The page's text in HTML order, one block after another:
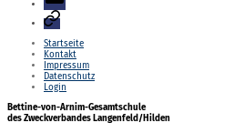
Login
Startseite
Kontakt
Impressum
Datenschutz
Login
Bettine-von-Arnim-Gesamtschule
des Zweckverbandes Langenfeld/Hilden